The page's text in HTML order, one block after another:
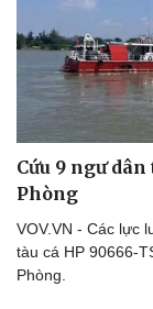
Cứu 9 ngư
Phòng
VOV.VN - Các lực
tàu cá HP 90666-
Phòng.